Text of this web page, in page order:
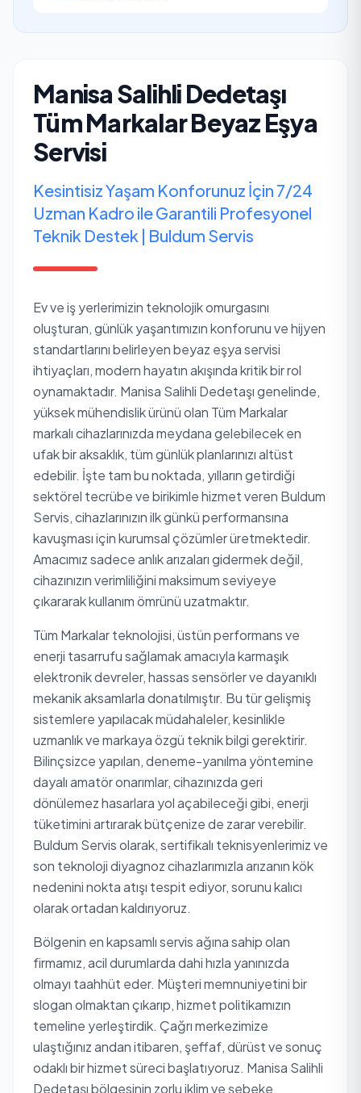
Manisa Salihli Dedetaşı
Tüm Markalar Beyaz Eşya
Servisi
Kesintisiz Yaşam Konforunuz İçin 7/24
Uzman Kadro ile Garantili Profesyonel
Teknik Destek | Buldum Servis
Ev ve iş yerlerimizin teknolojik omurgasını
oluşturan, günlük yaşantımızın konforunu ve hijyen
standartlarını belirleyen beyaz eşya servisi
ihtiyaçları, modern hayatın akışında kritik bir rol
oynamaktadır. Manisa Salihli Dedetaşı genelinde,
yüksek mühendislik ürünü olan Tüm Markalar
markalı cihazlarınızda meydana gelebilecek en
ufak bir aksaklık, tüm günlük planlarınızı altüst
edebilir. İşte tam bu noktada, yılların getirdiği
sektörel tecrübe ve birikimle hizmet veren Buldum
Servis, cihazlarınızın ilk günkü performansına
kavuşması için kurumsal çözümler üretmektedir.
Amacımız sadece anlık arızaları gidermek değil,
cihazınızın verimliliğini maksimum seviyeye
çıkararak kullanım ömrünü uzatmaktır.
Tüm Markalar teknolojisi, üstün performans ve
enerji tasarrufu sağlamak amacıyla karmaşık
elektronik devreler, hassas sensörler ve dayanıklı
mekanik aksamlarla donatılmıştır. Bu tür gelişmiş
sistemlere yapılacak müdahaleler, kesinlikle
uzmanlık ve markaya özgü teknik bilgi gerektirir.
Bilinçsizce yapılan, deneme-yanılma yöntemine
dayalı amatör onarımlar, cihazınızda geri
dönülemez hasarlara yol açabileceği gibi, enerji
tüketimini artırarak bütçenize de zarar verebilir.
Buldum Servis olarak, sertifikalı teknisyenlerimiz ve
son teknoloji diyagnoz cihazlarımızla arızanın kök
nedenini nokta atışı tespit ediyor, sorunu kalıcı
olarak ortadan kaldırıyoruz.
Bölgenin en kapsamlı servis ağına sahip olan
firmamız, acil durumlarda dahi hızla yanınızda
olmayı taahhüt eder. Müşteri memnuniyetini bir
slogan olmaktan çıkarıp, hizmet politikamızın
temeline yerleştirdik. Çağrı merkezimize
ulaştığınız andan itibaren, şeffaf, dürüst ve sonuç
odaklı bir hizmet süreci başlatıyoruz. Manisa Salihli
Dedetaşı bölgesinin zorlu iklim ve şebeke